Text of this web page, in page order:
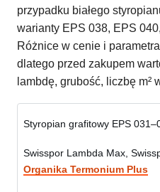
przypadku białego
warianty EPS 038, EPS
Różnice w cenie i
dlatego przed zakupem
lambdę, grubość, liczbę m²
Styropian grafitowy EPS
Swisspor Lambda Max,
Organika Termonium Plus